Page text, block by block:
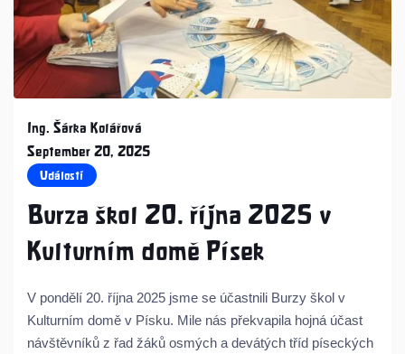
Ing. Šárka Kolářová
September 20, 2025
Události
Burza škol 20. října 2025 v
Kulturním domě Písek
V pondělí 20. října 2025 jsme se účastnili Burzy škol v
Kulturním domě v Písku. Mile nás překvapila hojná účast
návštěvníků z řad žáků osmých a devátých tříd píseckých